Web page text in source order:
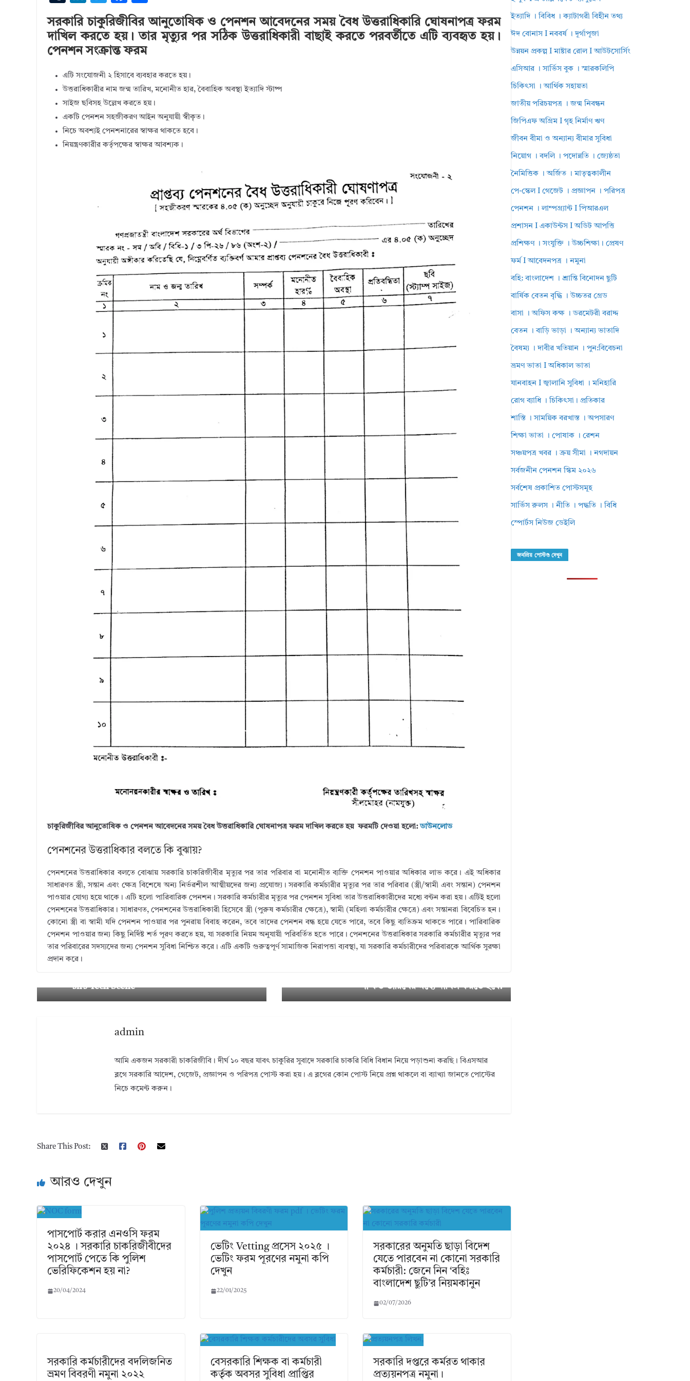
u
m
bl
r
k
e
dI
n
w
it
te
r
ac
e
b
o
o
k
ar
e
সরকারি চাকুরিজীবির আনুতোষিক ও পেনশন আবেদনের সময় বৈধ উত্তরাধিকারি ঘোষনাপত্র ফরম
দাখিল করতে হয়। তার মৃত্যুর পর সঠিক উত্তরাধিকারী বাছাই করতে পরবর্তীতে এটি ব্যবহৃত হয়।
পেনশন সংক্রান্ত ফরম
এটি সংযোজনী ২ হিসাবে ব্যবহার করতে হয়।
উত্তরাধিকারীর নাম জন্ম তারিখ, মনোনীত হার, বৈবাহিক অবস্থা ইত্যাদি স্টাষ্প
সাইজ ছবিসহ উল্লেখ করতে হয়।
একটি পেনশন সহজীকরণ আইন অনুযায়ী স্বীকৃত।
নিচে অবশ্যই পেনশনারের স্বাক্ষর থাকতে হবে।
নিয়ন্ত্রণকারীর কর্তৃপক্ষের স্বাক্ষর আবশ্যক।
চাকুরিজীবির আনুতোষিক ও পেনশন আবেদনের সময় বৈধ উত্তরাধিকারি ঘোষনাপত্র ফরম দাখিল করতে হয় ফরমটি দেওয়া হলো:ডাউনলোড
পেনশনের উত্তরাধিকার বলতে কি বুঝায়?
পেনশনের উত্তরাধিকার বলতে বোঝায় সরকারি চাকরিজীবীর মৃত্যুর পর তার পরিবার বা মনোনীত ব্যক্তি পেনশন পাওয়ার অধিকার লাভ করে। এই অধিকার
সাধারণত স্ত্রী, সন্তান এবং ক্ষেত্র বিশেষে অন্য নির্ভরশীল আত্মীয়দের জন্য প্রযোজ্য। সরকারি কর্মচারীর মৃত্যুর পর তার পরিবার (স্ত্রী/স্বামী এবং সন্তান) পেনশন
পাওয়ার যোগ্য হয়ে থাকে। এটি হলো পারিবারিক পেনশন। সরকারি কর্মচারীর মৃত্যুর পর পেনশন সুবিধা তার উত্তরাধিকারীদের মধ্যে বন্টন করা হয়। এটিই হলো
পেনশনের উত্তরাধিকার। সাধারণত, পেনশনের উত্তরাধিকারী হিসেবে স্ত্রী (পুরুষ কর্মচারীর ক্ষেত্রে), স্বামী (মহিলা কর্মচারীর ক্ষেত্রে) এবং সন্তানরা বিবেচিত হন।
কোনো স্ত্রী বা স্বামী যদি পেনশন পাওয়ার পর পুনরায় বিবাহ করেন, তবে তাদের পেনশন বন্ধ হয়ে যেতে পারে, তবে কিছু ব্যতিক্রম থাকতে পারে। পারিবারিক
পেনশন পাওয়ার জন্য কিছু নির্দিষ্ট শর্ত পূরণ করতে হয়, যা সরকারি নিয়ম অনুযায়ী পরিবর্তিত হতে পারে। পেনশনের উত্তরাধিকার সরকারি কর্মচারীর মৃত্যুর পর
তার পরিবারের সদস্যদের জন্য পেনশন সুবিধা নিশ্চিত করে। এটি একটি গুরুত্বপূর্ণ সামাজিক নিরাপত্তা ব্যবস্থা, যা সরকারি কর্মচারীদের পরিবারকে আর্থিক সুরক্ষা
প্রদান করে।
sh’s Tech Scene
ণী কত তারিখের মধ্যে দাখিল করতে হবে?
admin
আমি একজন সরকারী চাকরিজীবি। দীর্ঘ ১০ বছর যাবৎ চাকুরির সুবাদে সরকারি চাকরি বিধি বিধান নিয়ে পড়াশুনা করছি। বিএসআর
ব্লগে সরকারি আদেশ, গেজেট, প্রজ্ঞাপন ও পরিপত্র পোস্ট করা হয়। এ ব্লগের কোন পোস্ট নিয়ে প্রশ্ন থাকলে বা ব্যাখ্যা জানতে পোস্টের
নিচে কমেন্ট করুন।
Share This Post:
আরও দেখুন
পাসপোর্ট করার এনওসি ফরম
২০২৪ । সরকারি চাকরিজীবীদের
পাসপোর্ট পেতে কি পুলিশ
ভেরিফিকেশন হয় না?
20/04/2024
ভেটিং Vetting প্রসেস ২০২৫ ।
ভেটিং ফরম পূরণের নমুনা কপি
দেখুন
22/01/2025
সরকারের অনুমতি ছাড়া বিদেশ
যেতে পারবেন না কোনো সরকারি
কর্মচারী: জেনে নিন ‘বহিঃ
বাংলাদেশ ছুটি’র নিয়মকানুন
02/07/2026
সরকারি কর্মচারীদের বদলিজনিত
ভ্রমণ বিবরণী নমুনা ২০২২
বেসরকারি শিক্ষক বা কর্মচারী
কর্তৃক অবসর সুবিধা প্রাপ্তির
সরকারি দপ্তরে কর্মরত থাকার
প্রত্যয়নপত্র নমুনা।
ইত্যাদি । বিবিধ । ক্যাটাগরী বিহীন তথ্য
ঈদ বোনাস I নববর্ষ । দূর্গাপূজা
উন্নয়ন প্রকল্প I মাষ্টার রোল I আউটসোর্সিং
এসিআর । সার্ভিস বুক । স্মারকলিপি
চিকিৎসা । আর্থিক সহায়তা
জাতীয় পরিচয়পত্র । জন্ম নিবন্ধন
জিপিএফ অগ্রিম I গৃহ নির্মাণ ঋণ
জীবন বীমা ও অন্যান্য বীমার সুবিধা
নিয়োগ । বদলি । পদোন্নতি । জ্যেষ্ঠতা
নৈমিত্তিক । অর্জিত । মাতৃত্বকালীন
পে-স্কেল I গেজেট । প্রজ্ঞাপন । পরিপত্র
পেনশন । লাম্পগ্র্যান্ট I পিআরএল
প্রশাসন I একাউন্টস I অডিট আপত্তি
প্রশিক্ষণ । সংযুক্তি । উচ্চশিক্ষা। প্রেষণ
ফর্ম I আবেদনপত্র । নমুনা
বহি: বাংলাদেশ । শ্রান্তি বিনোদন ছুটি
বার্ষিক বেতন বৃদ্ধি । উচ্চতর গ্রেড
বাসা । অফিস কক্ষ । ডরমেটরী বরাদ্দ
বেতন । বাড়ি ভাড়া । অন্যান্য ভাতাদি
বৈষম্য । দাবীর খতিয়ান । পুন:বিবেচনা
ভ্রমণ ভাতা I অধিকাল ভাতা
যানবাহন I জ্বালানি সুবিধা । মনিহারি
রোগ ব্যাধি । চিকিৎসা। প্রতিকার
শাস্তি । সাময়িক বরখাস্ত । অপসারণ
শিক্ষা ভাতা । পোষাক । রেশন
সঞ্চয়পত্র খবর । ক্রয় সীমা । নগদায়ন
সর্বজনীন পেনশন স্কিম ২০২৬
সর্বশেষ প্রকাশিত পোস্টসমূহ
সার্ভিস রুলস । নীতি । পদ্ধতি । বিধি
স্পোর্টস নিউজ ডেইলি
জনপ্রিয় পোস্টগু দেখুন